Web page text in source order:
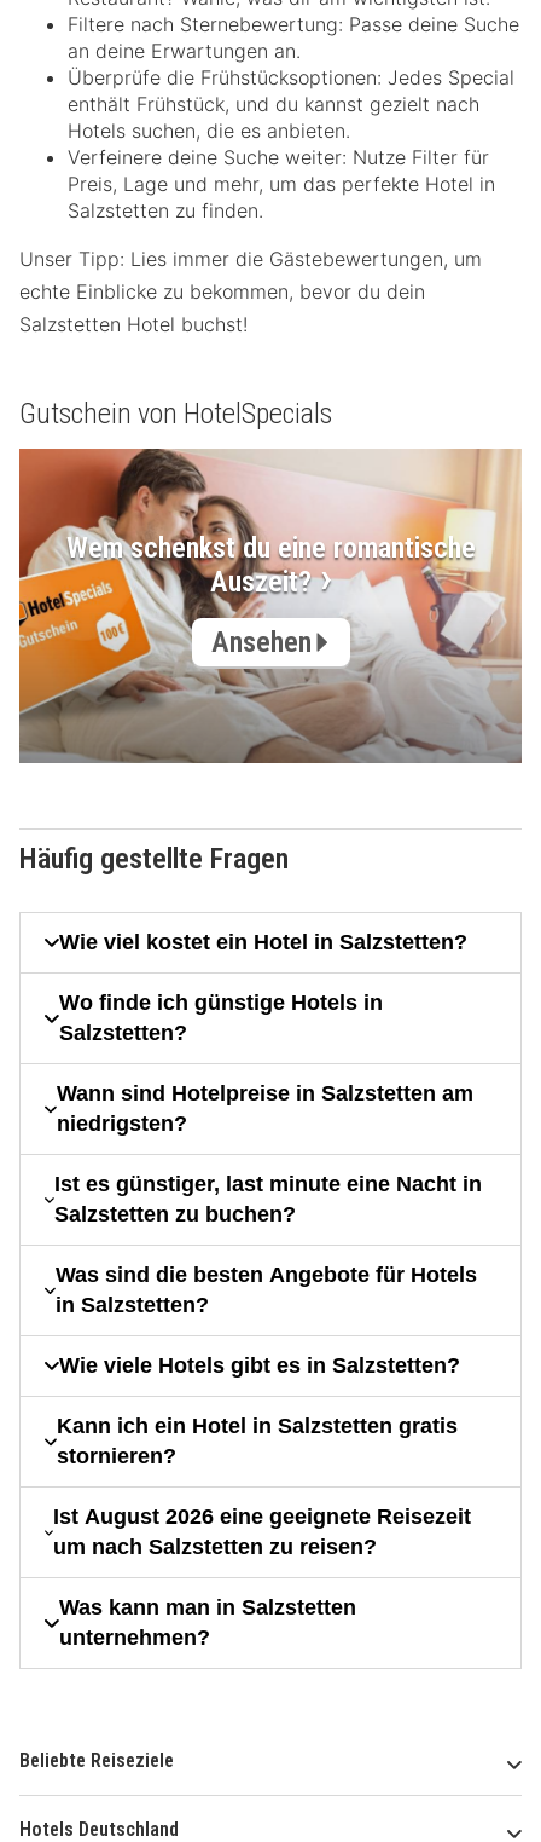
Filtere nach Sternebewertung: Passe deine Suche
an deine Erwartungen an.
Überprüfe die Frühstücksoptionen: Jedes Special
enthält Frühstück, und du kannst gezielt nach
Hotels suchen, die es anbieten.
Verfeinere deine Suche weiter: Nutze Filter für
Preis, Lage und mehr, um das perfekte Hotel in
Salzstetten zu finden.
Unser Tipp: Lies immer die Gästebewertungen, um
echte Einblicke zu bekommen, bevor du dein
Salzstetten Hotel buchst!
Gutschein von HotelSpecials
Wem schenkst du eine romantische
Auszeit?
Ansehen
Häufig gestellte Fragen
Wie viel kostet ein Hotel in Salzstetten?
Wo finde ich günstige Hotels in
Salzstetten?
Wann sind Hotelpreise in Salzstetten am
niedrigsten?
Ist es günstiger, last minute eine Nacht in
Salzstetten zu buchen?
Was sind die besten Angebote für Hotels
in Salzstetten?
Wie viele Hotels gibt es in Salzstetten?
Kann ich ein Hotel in Salzstetten gratis
stornieren?
Ist August 2026 eine geeignete Reisezeit
um nach Salzstetten zu reisen?
Was kann man in Salzstetten
unternehmen?
Beliebte Reiseziele
Hotels Deutschland